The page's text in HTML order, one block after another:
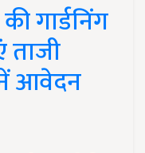
गार्डनिंग
आवेदन